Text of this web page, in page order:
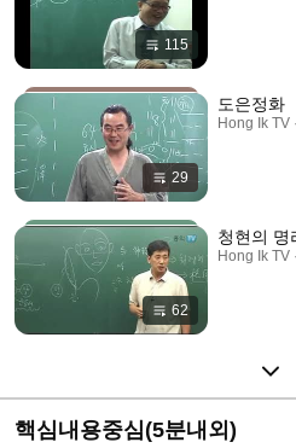
115
29
도은정화
Hong Ik TV
62
청현의 명
Hong Ik TV
핵심내용중심(5분내외)